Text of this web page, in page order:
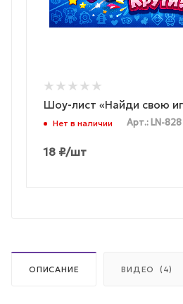
Шоу-лист «Найди свою
Нет в наличии Арт.: LN-828
18 ₽/шт
ОПИСАНИЕ ВИДЕО (4)